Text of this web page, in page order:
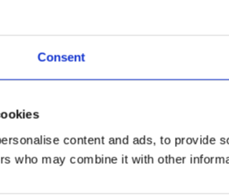
Consent
content and ads, to provide
who may combine it with other